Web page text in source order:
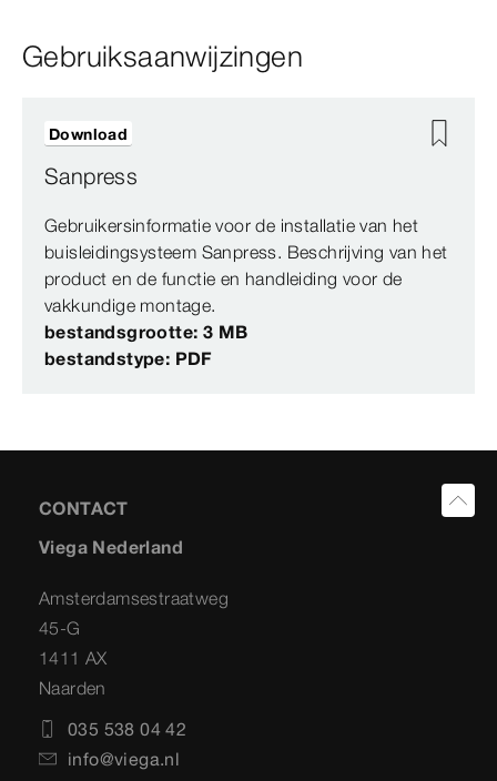
Gebruiksaanwijzingen
Sanpress
Gebruikersinformatie voor de installatie van het
buisleidingsysteem Sanpress. Beschrijving van het
product en de functie en handleiding voor de
vakkundige montage.
bestandsgrootte: 3 MB
bestandstype: PDF
Download
CONTACT
Viega Nederland
Amsterdamsestraatweg
45-G
1411 AX
Naarden
035 538 04 42
info@viega.nl